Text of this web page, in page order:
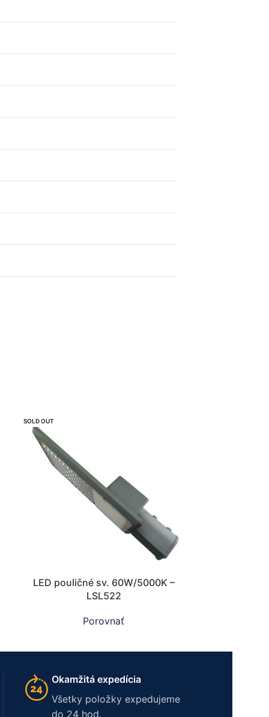
SOLD OUT
LED pouličné sv. 60W/5000K –
LSL522
Porovnať
Okamžitá expedícia
Všetky položky expedujeme
do 24 hod.